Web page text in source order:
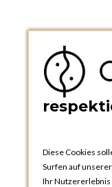
Diese Cookies
Surfen auf
Ihr Nutzererlebnis